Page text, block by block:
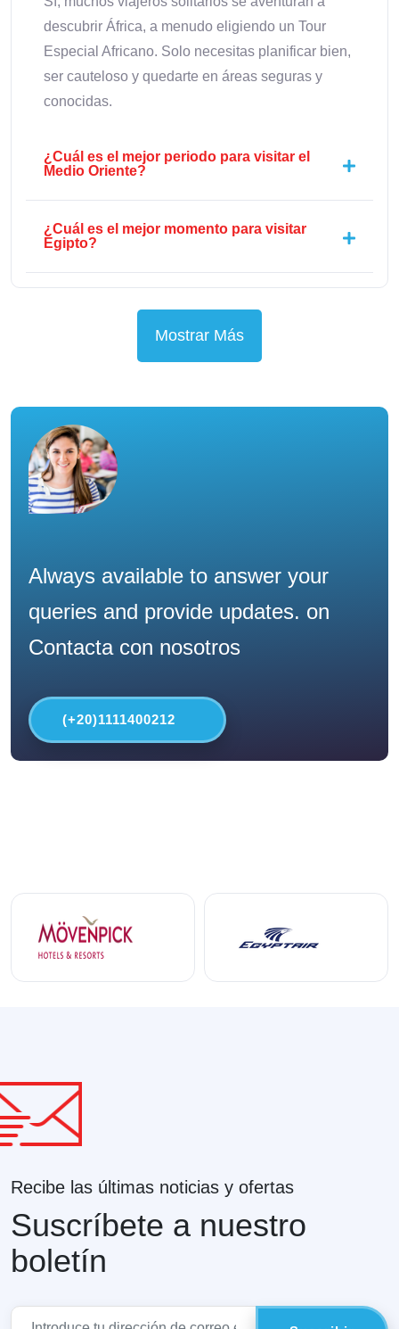
descubrir África, a menudo eligiendo un Tour
Especial Africano. Solo necesitas planificar bien,
ser cauteloso y quedarte en áreas seguras y
conocidas.
¿Cuál es el mejor periodo para visitar el
Medio Oriente?
¿Cuál es el mejor momento para visitar
Egipto?
Mostrar Más
Always available to answer your
queries and provide updates. on
Contacta con nosotros
(+20)1111400212
Recibe las últimas noticias y ofertas
Suscríbete a nuestro
boletín